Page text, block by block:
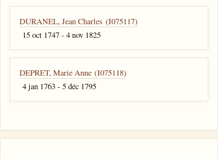
DURANEL, Jean Charles (I075117)
15 oct 1747 - 4 nov 1825
DEPRET, Marie Anne (I075118)
4 jan 1763 - 5 déc 1795